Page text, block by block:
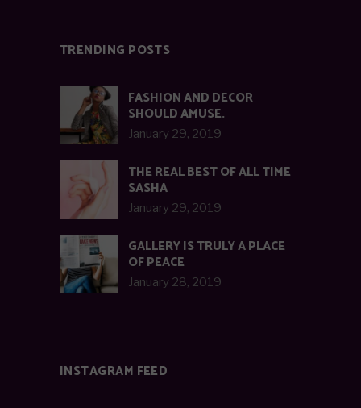
TRENDING POSTS
FASHION AND DECOR
SHOULD AMUSE.
January 29, 2019
THE REAL BEST OF ALL TIME
SASHA
January 29, 2019
GALLERY IS TRULY A PLACE
OF PEACE
January 28, 2019
INSTAGRAM FEED